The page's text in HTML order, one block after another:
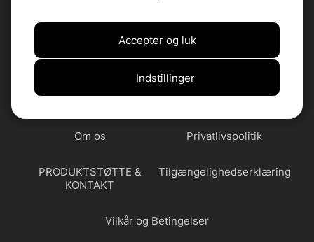
Om os Privatlivspolitik
PRODUKTSTØTTE &
KONTAKT
Tilgængelighedserklæring
Vilkår og Betingelser
Indstillinger
Accepter og luk